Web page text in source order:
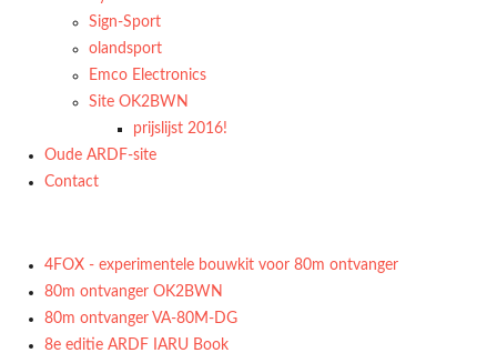
Sign-Sport
olandsport
Emco Electronics
Site OK2BWN
prijslijst 2016!
Oude ARDF-site
Contact
4FOX - experimentele bouwkit voor 80m ontvanger
80m ontvanger OK2BWN
80m ontvanger VA-80M-DG
8e editie ARDF IARU Book